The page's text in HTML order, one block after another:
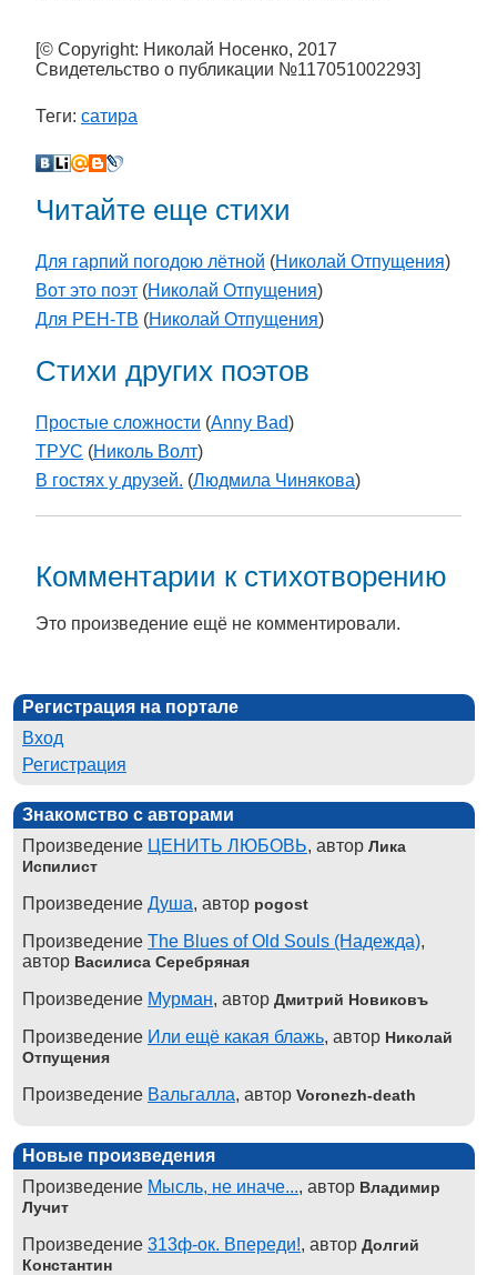
[© Copyright: Николай Носенко, 2017
Свидетельство о публикации №117051002293]
Теги: сатира
Читайте еще стихи
Для гарпий погодою лётной (Николай Отпущения)
Вот это поэт (Николай Отпущения)
Для РЕН-ТВ (Николай Отпущения)
Стихи других поэтов
Простые сложности (Anny Bad)
ТРУС (Николь Волт)
В гостях у друзей. (Людмила Чинякова)
Комментарии к стихотворению
Это произведение ещё не комментировали.
Регистрация на портале
Вход
Регистрация
Знакомство с авторами
Произведение ЦЕНИТЬ ЛЮБОВЬ, автор Лика
Испилист
Произведение Душа, автор pogost
Произведение The Blues of Old Souls (Надежда),
автор Василиса Серебряная
Произведение Мурман, автор Дмитрий Новиковъ
Произведение Или ещё какая блажь, автор Николай
Отпущения
Произведение Вальгалла, автор Voronezh-death
Новые произведения
Произведение Мысль, не иначе..., автор Владимир
Лучит
Произведение 313ф-ок. Впереди!, автор Долгий
Константин